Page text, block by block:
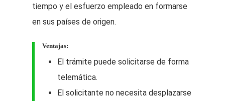
tiempo y el esfuerzo empleado en formarse
en sus países de origen.
Ventajas:
El trámite puede solicitarse de forma
telemática.
El solicitante no necesita desplazarse